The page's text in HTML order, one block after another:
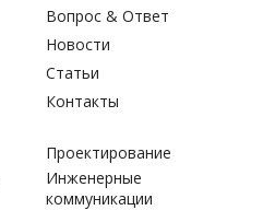
Вопрос & Ответ
Новости
Статьи
Контакты
Проектирование
Инженерные
коммуникации